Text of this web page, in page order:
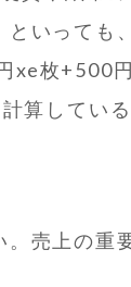
いっても、
xe枚+500
算してい
売上の重